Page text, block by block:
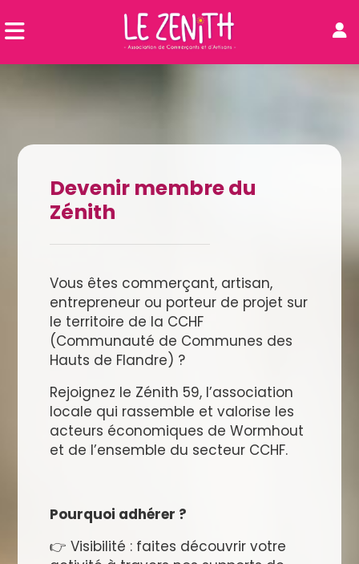
Devenir membre du
Zénith
Vous êtes commerçant, artisan,
entrepreneur ou porteur de projet sur
le territoire de la CCHF
(Communauté de Communes des
Hauts de Flandre) ?
Rejoignez le Zénith 59, l’association
locale qui rassemble et valorise les
acteurs économiques de Wormhout
et de l’ensemble du secteur CCHF.
Pourquoi adhérer ?
👉 Visibilité : faites découvrir votre